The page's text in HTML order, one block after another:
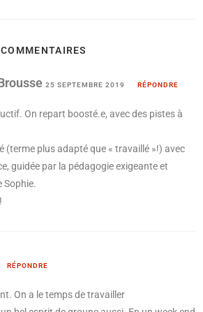
25 SEPTEMBRE 2019 RÉPONDRE
On repart boosté.e, avec des pistes à
(terme plus adapté que « travaillé »!) avec
guidée par la pédagogie exigeante et
Sophie.
RÉPONDRE
On a le temps de travailler